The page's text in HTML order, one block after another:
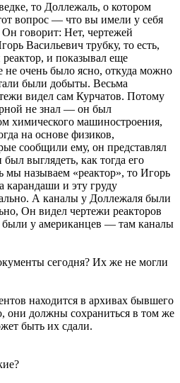
то Доллежаль, о котором
вопрос — что вы имели у себя
говорит: Нет, чертежей
Васильевич трубку, то есть,
и показывал еще
не очень было ясно, откуда можно
были добыты. Весьма
видел сам Курчатов. Потому
не знал — он был
химического машиностроения,
на основе физиков,
сообщили ему, он представлял
выглядеть, как тогда его
мы называем «реактор», то Игорь
карандаши и эту груду
А каналы у Доллежаля были
Он видел чертежи реакторов
были у американцев — там каналы
сегодня? Их же не могли
находится в архивах бывшего
они должны сохраниться в том же
быть их сдали.